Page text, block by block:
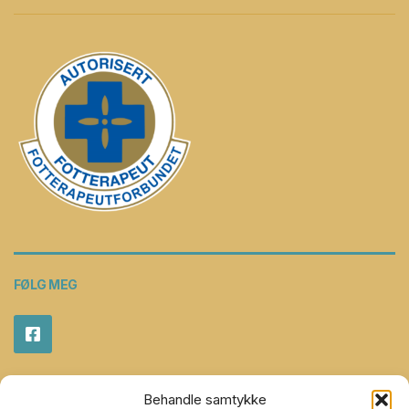
Behandle samtykke
FØLG MEG